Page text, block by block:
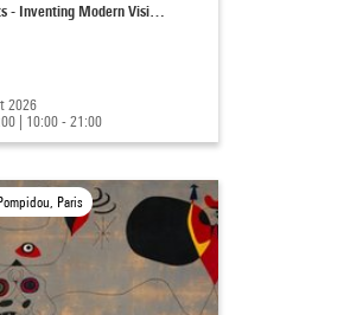
- Inventing Modern Visi…
2026
| 10:00 - 21:00
Paris